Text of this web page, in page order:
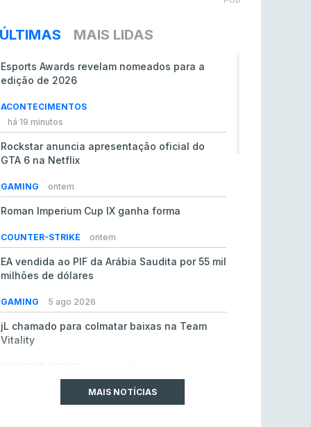
ÚLTIMAS MAIS LIDAS
Esports Awards revelam nomeados para a
edição de 2026
ACONTECIMENTOS
há 19 minutos
Rockstar anuncia apresentação oficial do
GTA 6 na Netflix
GAMING ontem
Roman Imperium Cup IX ganha forma
COUNTER-STRIKE ontem
EA vendida ao PIF da Arábia Saudita por 55 mil
milhões de dólares
GAMING 5 ago 2026
jL chamado para colmatar baixas na Team
Vitality
SAW espreita estreia em LAN com
oportunidade de ouro
MAIS NOTÍCIAS